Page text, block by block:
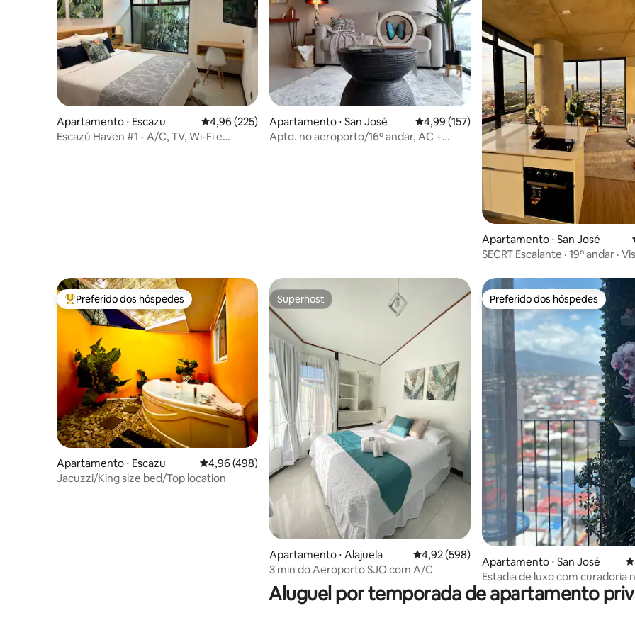
Apartamento ⋅ Escazu 4,96 de uma avaliação média de 5, 225 avaliações
4,96 (225)
Escazú Haven #1 - A/C, TV, Wi-Fi e
Apartamento ⋅ San José 4,99 de uma avaliação média de 5, 157
4,99 (157)
Apto. no aeroporto/16º andar, AC +
Apartamento ⋅ San José
SECRT Escalante · 19º andar ·
Entre os melhores preferidos dos hóspedes
Preferido dos hóspedes
Apartamento ⋅ Escazu 4,96 de uma avaliação média de 5, 498 avaliações
4,96 (498)
Jacuzzi/King size bed/Top location
Superhost
Superhost
Apartamento ⋅ Alajuela 4,92 de uma avaliação média de 5, 598
4,92 (598)
3 min do Aeroporto SJO com A/C
Preferido dos hóspedes
Preferido dos hóspedes
Apartamento ⋅ San José
Estadia de luxo com curadoria
andar
Aluguel por temporada de apartamento